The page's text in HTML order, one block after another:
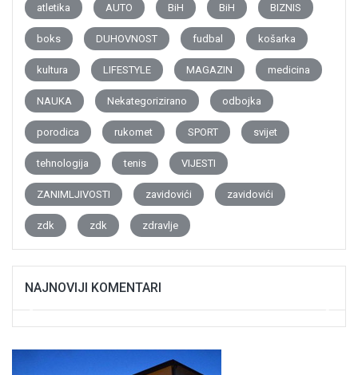
atletika AUTO BiH BiH BIZNIS
boks DUHOVNOST fudbal košarka
kultura LIFESTYLE MAGAZIN medicina
NAUKA Nekategorizirano odbojka
porodica rukomet SPORT svijet
tehnologija tenis VIJESTI
ZANIMLJIVOSTI zavidovići zavidovići
zdk zdk zdravlje
NAJNOVIJI KOMENTARI